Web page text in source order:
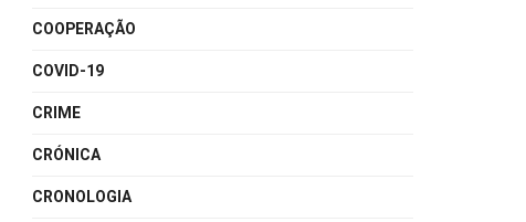
COOPERAÇÃO
COVID-19
CRIME
CRÓNICA
CRONOLOGIA